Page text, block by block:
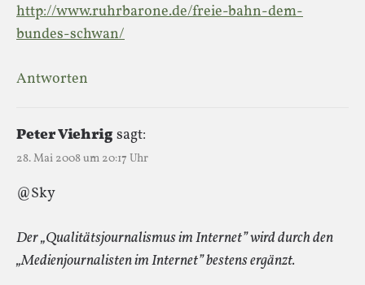
http://www.ruhrbarone.de/freie-bahn-dem-
bundes-schwan/
Antworten
Peter Viehrigsagt:
28. Mai 2008 um 20:17 Uhr
@Sky
Der „Qualitätsjournalismus im Internet” wird durch den
„Medienjournalisten im Internet” bestens ergänzt.